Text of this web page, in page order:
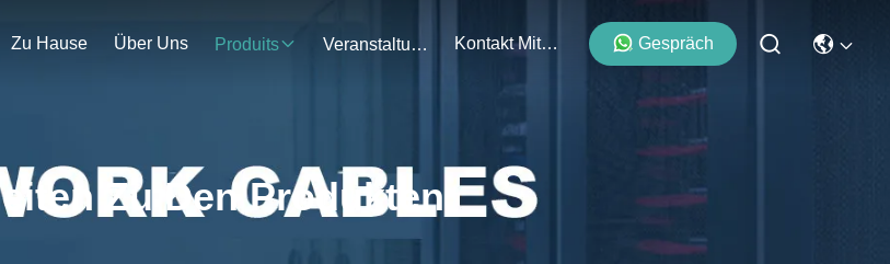
Zu Hause Über Uns Produits Veranstaltungen Kontakt Mit Uns Gespräch
Zu Den Produkten